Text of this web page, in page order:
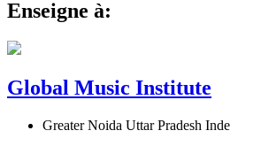
Enseigne à:
Global Music Institute
Greater Noida Uttar Pradesh Inde